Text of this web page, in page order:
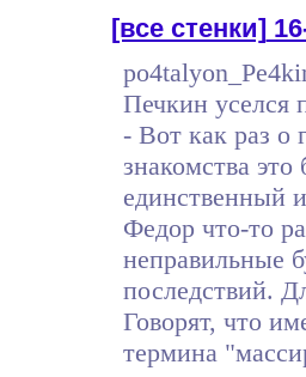
[все стенки]
Печкин уселся
- Вот как раз о
знакомства
единственный
Федор что-то
неправильные
последствий.
Говорят, что
термина